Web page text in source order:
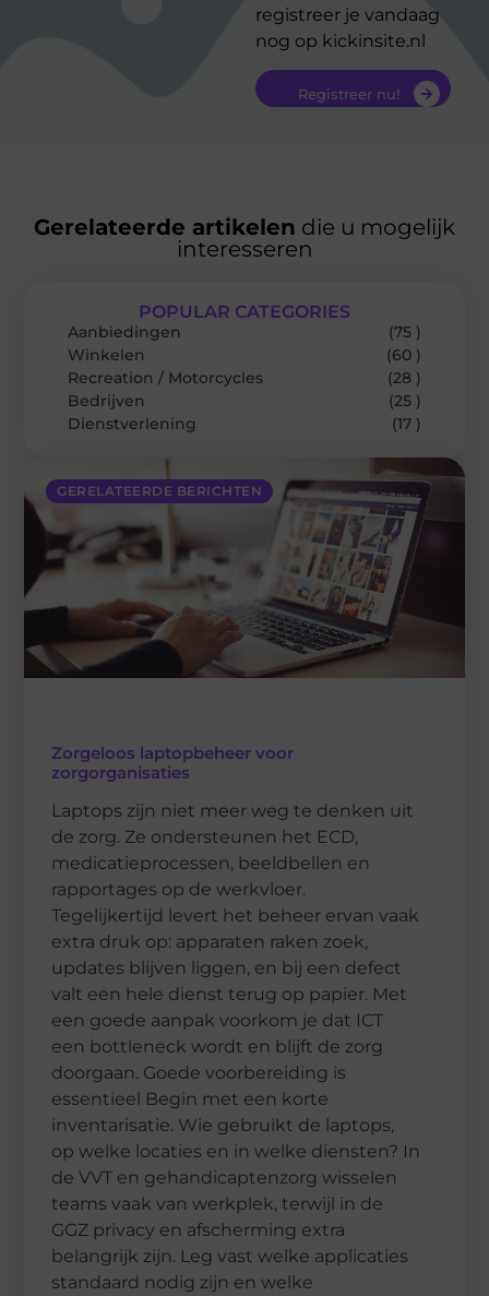
registreer je vandaag
nog op kickinsite.nl
Registreer nu!
Gerelateerde artikelen die u mogelijk
interesseren
GERELATEERDE BERICHTEN
Zorgeloos laptopbeheer voor
zorgorganisaties
Laptops zijn niet meer weg te denken uit
de zorg. Ze ondersteunen het ECD,
medicatieprocessen, beeldbellen en
rapportages op de werkvloer.
Tegelijkertijd levert het beheer ervan vaak
extra druk op: apparaten raken zoek,
updates blijven liggen, en bij een defect
valt een hele dienst terug op papier. Met
een goede aanpak voorkom je dat ICT
een bottleneck wordt en blijft de zorg
doorgaan. Goede voorbereiding is
essentieel Begin met een korte
inventarisatie. Wie gebruikt de laptops,
op welke locaties en in welke diensten? In
de VVT en gehandicaptenzorg wisselen
teams vaak van werkplek, terwijl in de
GGZ privacy en afscherming extra
belangrijk zijn. Leg vast welke applicaties
standaard nodig zijn en welke
POPULAR CATEGORIES
Aanbiedingen
(75 )
Winkelen
(60 )
Recreation / Motorcycles
(28 )
Bedrijven
(25 )
Dienstverlening
(17 )